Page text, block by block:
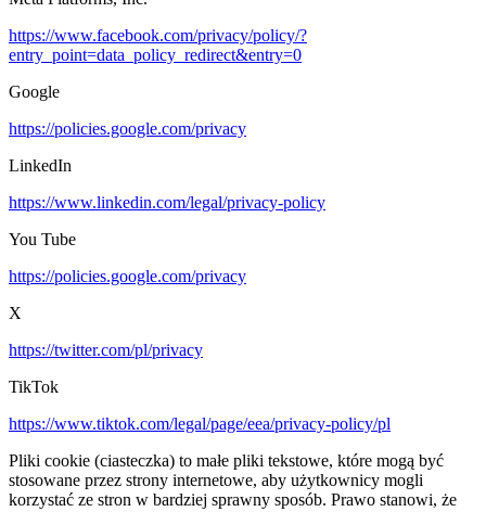
https://www.facebook.com/privacy/policy/?
entry_point=data_policy_redirect&entry=0
Google
https://policies.google.com/privacy
LinkedIn
https://www.linkedin.com/legal/privacy-policy
You Tube
https://policies.google.com/privacy
X
https://twitter.com/pl/privacy
TikTok
https://www.tiktok.com/legal/page/eea/privacy-policy/pl
Pliki cookie (ciasteczka) to małe pliki tekstowe, które mogą być
stosowane przez strony internetowe, aby użytkownicy mogli
korzystać ze stron w bardziej sprawny sposób. Prawo stanowi, że